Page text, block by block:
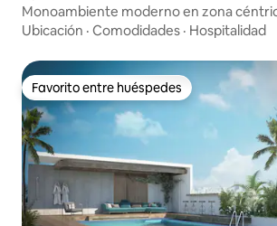
Monoambiente moderno en zona
Ubicación · Comodidades · Hospitalidad
Favorito entre huéspedes
Favorito entre huéspedes